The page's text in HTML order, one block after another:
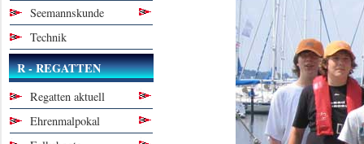
Seemannskunde
Technik
R - REGATTEN
Regatten aktuell
Ehrenmalpokal